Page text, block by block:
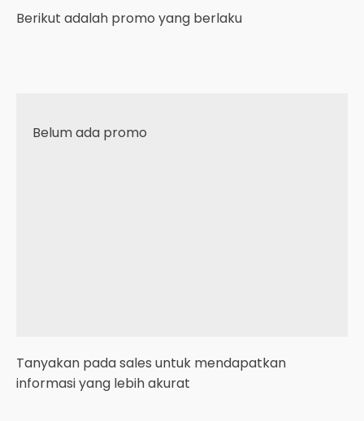
Berikut adalah promo yang berlaku
Belum ada promo
Tanyakan pada sales untuk mendapatkan
informasi yang lebih akurat